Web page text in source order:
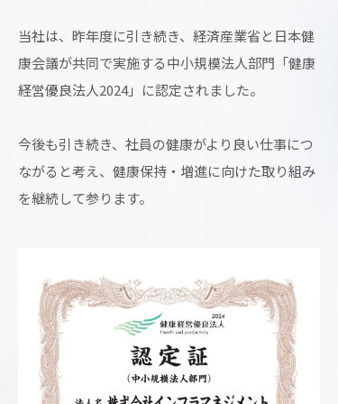
当社は、昨年度に引き続き、経済産業省と日本健
康会議が共同で実施する中小規模法人部門「健康
経営優良法人2024」に認定されました。
今後も引き続き、社員の健康がより良い仕事につ
ながると考え、健康保持・増進に向けた取り組み
を継続して参ります。